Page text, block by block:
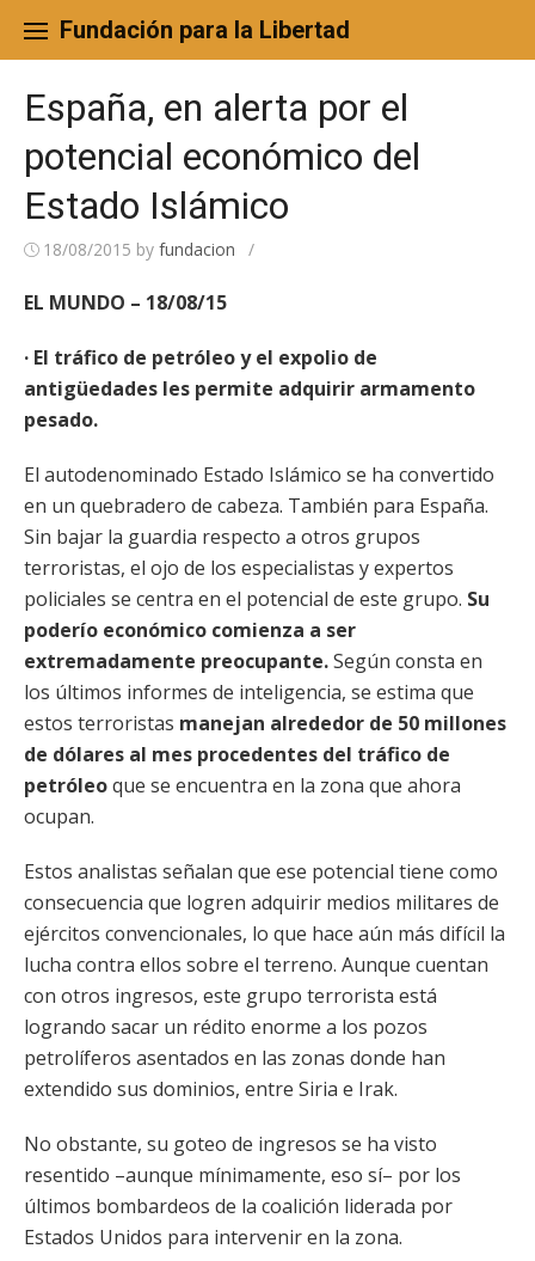
content
Fundación para la Libertad
España, en alerta por el
potencial económico del
Estado Islámico
18/08/2015 by fundacion /
EL MUNDO – 18/08/15
· El tráfico de petróleo y el expolio de
antigüedades les permite adquirir armamento
pesado.
El autodenominado Estado Islámico se ha convertido
en un quebradero de cabeza. También para España.
Sin bajar la guardia respecto a otros grupos
terroristas, el ojo de los especialistas y expertos
policiales se centra en el potencial de este grupo. Su
poderío económico comienza a ser
extremadamente preocupante.Según consta en
los últimos informes de inteligencia, se estima que
estos terroristas manejan alrededor de 50 millones
de dólares al mes procedentes del tráfico de
petróleoque se encuentra en la zona que ahora
ocupan.
Estos analistas señalan que ese potencial tiene como
consecuencia que logren adquirir medios militares de
ejércitos convencionales, lo que hace aún más difícil la
lucha contra ellos sobre el terreno. Aunque cuentan
con otros ingresos, este grupo terrorista está
logrando sacar un rédito enorme a los pozos
petrolíferos asentados en las zonas donde han
extendido sus dominios, entre Siria e Irak.
No obstante, su goteo de ingresos se ha visto
resentido –aunque mínimamente, eso sí– por los
últimos bombardeos de la coalición liderada por
Estados Unidos para intervenir en la zona.